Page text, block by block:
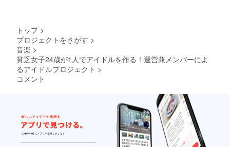
ずっと
典！！
・特典
会のラ
ストに
メン
バー全
員と1人
もお使
いいた
につき
トーク
タイム
が60秒
ずつつ
いてき
トップ >
プロジェクトをさがす >
音楽 >
貧乏女子24歳が1人でアイドルを作る！運営兼メンバーによ
るアイドルプロジェクト >
コメント